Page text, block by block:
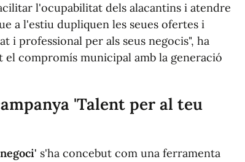
l'ocupabilitat dels alacantins i atendre
a l'estiu dupliquen les seues ofertes i
i professional per als seus negocis", ha
el compromís municipal amb la generació
'Talent per al teu
s'ha concebut com una ferramenta